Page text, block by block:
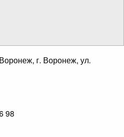
г. Воронеж, ул.
98